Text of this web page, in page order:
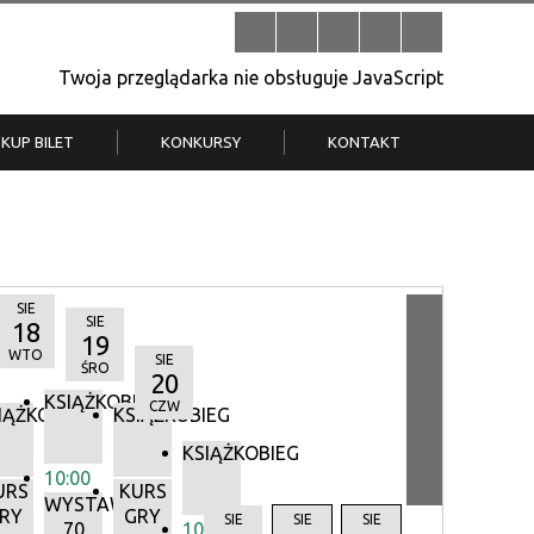
Twoja przeglądarka nie obsługuje JavaScript
KUP BILET KONKURSY KONTAKT
SIE
18
WTO
KSIĄŻKOBIEG
10:00
WYSTAWA:
70
SIE
19
ŚRO
KSIĄŻKOBIEG
KURS
GRY
SIE
20
CZW
KSIĄŻKOBIEG
10:00SIE SIE SIE